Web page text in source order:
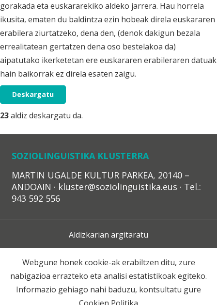
gorakada eta euskararekiko aldeko jarrera. Hau horrela
ikusita, ematen du baldintza ezin hobeak direla euskararen
erabilera ziurtatzeko, dena den, (denok dakigun bezala
errealitatean gertatzen dena oso bestelakoa da)
aipatutako ikerketetan ere euskararen erabileraren datuak
hain baikorrak ez direla esaten zaigu.
Deskargatu
23aldiz deskargatu da.
SOZIOLINGUISTIKA KLUSTERRA
MARTIN UGALDE KULTUR PARKEA, 20140 –
ANDOAIN · kluster@soziolinguistika.eus · Tel.:
943 592 556
Aldizkarian argitaratu
Lege Oharra
Harpidetza
Webgune honek cookie-ak erabiltzen ditu, zure
nabigazioa errazteko eta analisi estatistikoak egiteko.
Informazio gehiago nahi baduzu, kontsultatu gure